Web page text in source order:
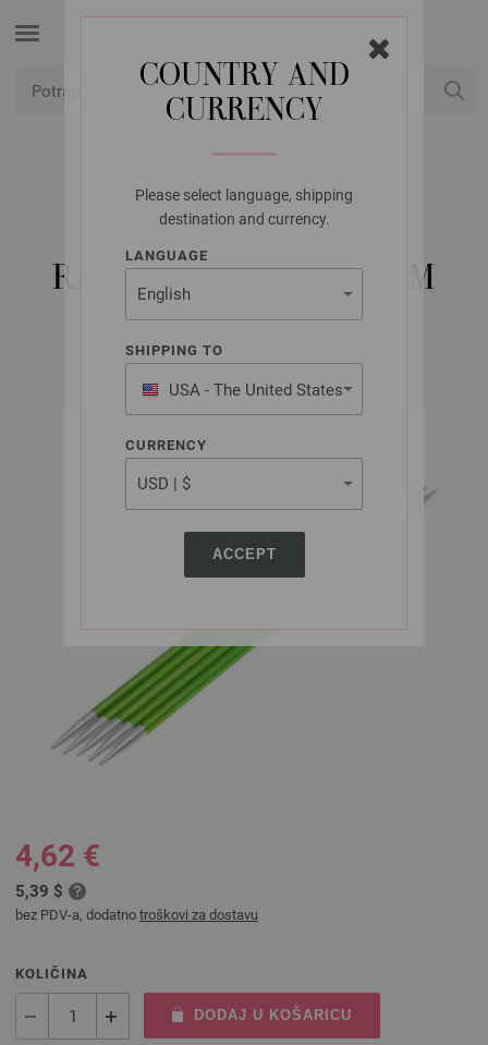
COUNTRY AND
CURRENCY
Please select language, shipping
destination and currency.
LANGUAGE
SHIPPING TO
USA - The United States
of America
CURRENCY
ACCEPT
LANA GROSSA
5 IGALA ALUMINIJ
RAINBOW ST. 5,0/20CM
4,62 €
5,39 $
bez PDV-a, dodatno troškovi za dostavu
KOLIČINA
DODAJ U KOŠARICU